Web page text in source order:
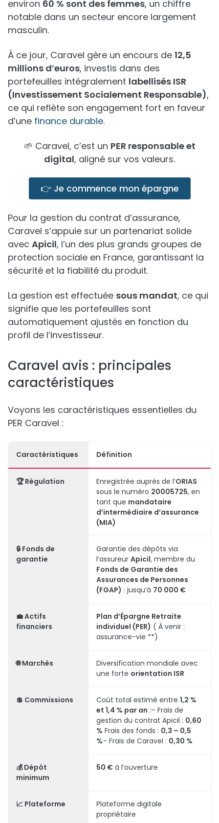
environ 60 % sont des femmes, un chiffre
notable dans un secteur encore largement
masculin.
À ce jour, Caravel gère un encours de 12,5
millions d’euros, investis dans des
portefeuilles intégralement labellisés ISR
(Investissement Socialement Responsable),
ce qui reflète son engagement fort en faveur
d’une finance durable.
🌱 Caravel, c’est un PER responsable et
digital, aligné sur vos valeurs.
👉 Je commence mon épargne
Pour la gestion du contrat d’assurance,
Caravel s’appuie sur un partenariat solide
avec Apicil, l’un des plus grands groupes de
protection sociale en France, garantissant la
sécurité et la fiabilité du produit.
La gestion est effectuée sous mandat, ce qui
signifie que les portefeuilles sont
automatiquement ajustés en fonction du
profil de l’investisseur.
Caravel avis : principales
caractéristiques
Voyons les caractéristiques essentielles du
PER Caravel :
Caractéristiques Définition
🏆Régulation Enregistrée auprès de l’ORIAS
sous le numéro 20005725, en
tant que mandataire
d’intermédiaire d’assurance
(MIA)
🔒 Fonds de
garantie
Garantie des dépôts via
l’assureur Apicil, membre du
Fonds de Garantie des
Assurances de Personnes
(FGAP) : jusqu’à 70 000 €
💼Actifs
financiers
Plan d’Épargne Retraite
individuel (PER) ( À venir :
assurance-vie **)
🌐Marchés
Diversification mondiale avec
une forte orientation ISR
💲 Commissions Coût total estimé entre 1,2 %
et 1,4 % par an :– Frais de
gestion du contrat Apicil : 0,60
% Frais des fonds : 0,3 – 0,5
%– Frais de Caravel : 0,30 %
💰Dépôt
minimum
50 € à l’ouverture
📈 Plateforme
Plateforme digitale
propriétaire